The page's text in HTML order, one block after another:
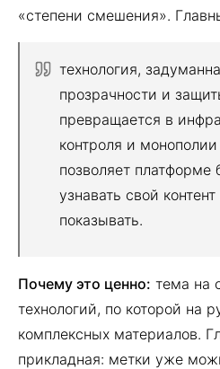
«степени смешения».
технология,
прозрачности и
превращается в
контроля и
позволяет платформе
узнавать свой
показывать.
Почему это ценно: тема на
технологий, по которой на
комплексных материалов.
прикладная: метки уже